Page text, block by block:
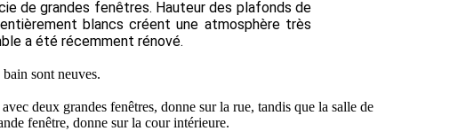
de grandes fenêtres. Hauteur des plafonds de
blancs créent une atmosphère très
a été récemment rénové.
sont neuves.
deux grandes fenêtres, donne sur la rue, tandis que la salle de
fenêtre, donne sur la cour intérieure.